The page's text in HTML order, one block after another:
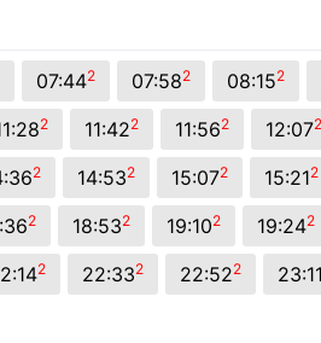
07:442 07:582 08:152
2 11:422 11:562 12:072
2 14:532 15:072 15:212
2 18:532 19:102 19:242
2 22:332 22:522 23:11